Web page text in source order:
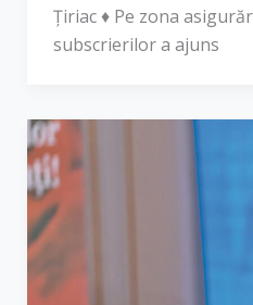
Ţiriac ♦ Pe zona
subscrierilor a ajuns